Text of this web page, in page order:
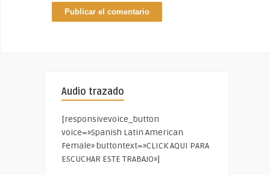
Audio trazado
[responsivevoice_button
voice=»Spanish Latin American
Female» buttontext=»CLICK AQUI PARA
ESCUCHAR ESTE TRABAJO»]